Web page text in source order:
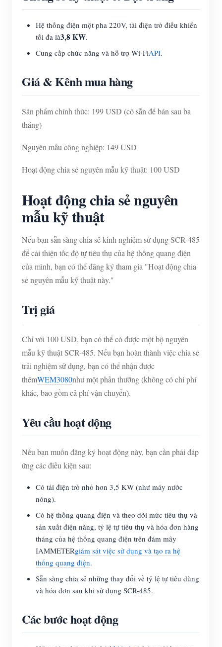
Hệ thống điện một pha 220V, tải điện trở điều khiển
tối đa là3,8 KW.
Cung cấp chức năng và hỗ trợ Wi-FiAPI.
Giá & Kênh mua hàng
Sản phẩm chính thức: 199 USD (có sẵn để bán sau ba
tháng)
Nguyên mẫu công nghiệp: 149 USD
Hoạt động chia sẻ nguyên mẫu kỹ thuật: 100 USD
Hoạt động chia sẻ nguyên
mẫu kỹ thuật
Nếu bạn sẵn sàng chia sẻ kinh nghiệm sử dụng SCR-485
để cải thiện tốc độ tự tiêu thụ của hệ thống quang điện
của mình, bạn có thể đăng ký tham gia "Hoạt động chia
sẻ nguyên mẫu kỹ thuật này."
Trị giá
Chỉ với 100 USD, bạn có thể có được một bộ nguyên
mẫu kỹ thuật SCR-485. Nếu bạn hoàn thành việc chia sẻ
trải nghiệm sử dụng, bạn có thể nhận được
thêmWEM3080như một phần thưởng (không có chi phí
khác, bao gồm cả phí vận chuyển).
Yêu cầu hoạt động
Nếu bạn muốn đăng ký hoạt động này, bạn cần phải đáp
ứng các điều kiện sau:
Có tải điện trở nhỏ hơn 3,5 KW (như máy nước
nóng).
Có hệ thống quang điện và theo dõi mức tiêu thụ và
sản xuất điện năng, tỷ lệ tự tiêu thụ và hóa đơn hàng
tháng của hệ thống quang điện trên đám mây
IAMMETERgiám sát việc sử dụng và tạo ra hệ
thống quang điện.
Sẵn sàng chia sẻ những thay đổi về tỷ lệ tự tiêu dùng
và hóa đơn sau khi sử dụng SCR-485.
Các bước hoạt động